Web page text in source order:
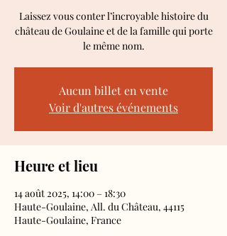
Laissez vous conter l’incroyable histoire du
château de Goulaine et de la famille qui porte
le même nom.
Aucun billet en vente
Voir d'autres événements
Heure et lieu
14 août 2025, 14:00 – 18:30
Haute-Goulaine, All. du Château, 44115
Haute-Goulaine, France